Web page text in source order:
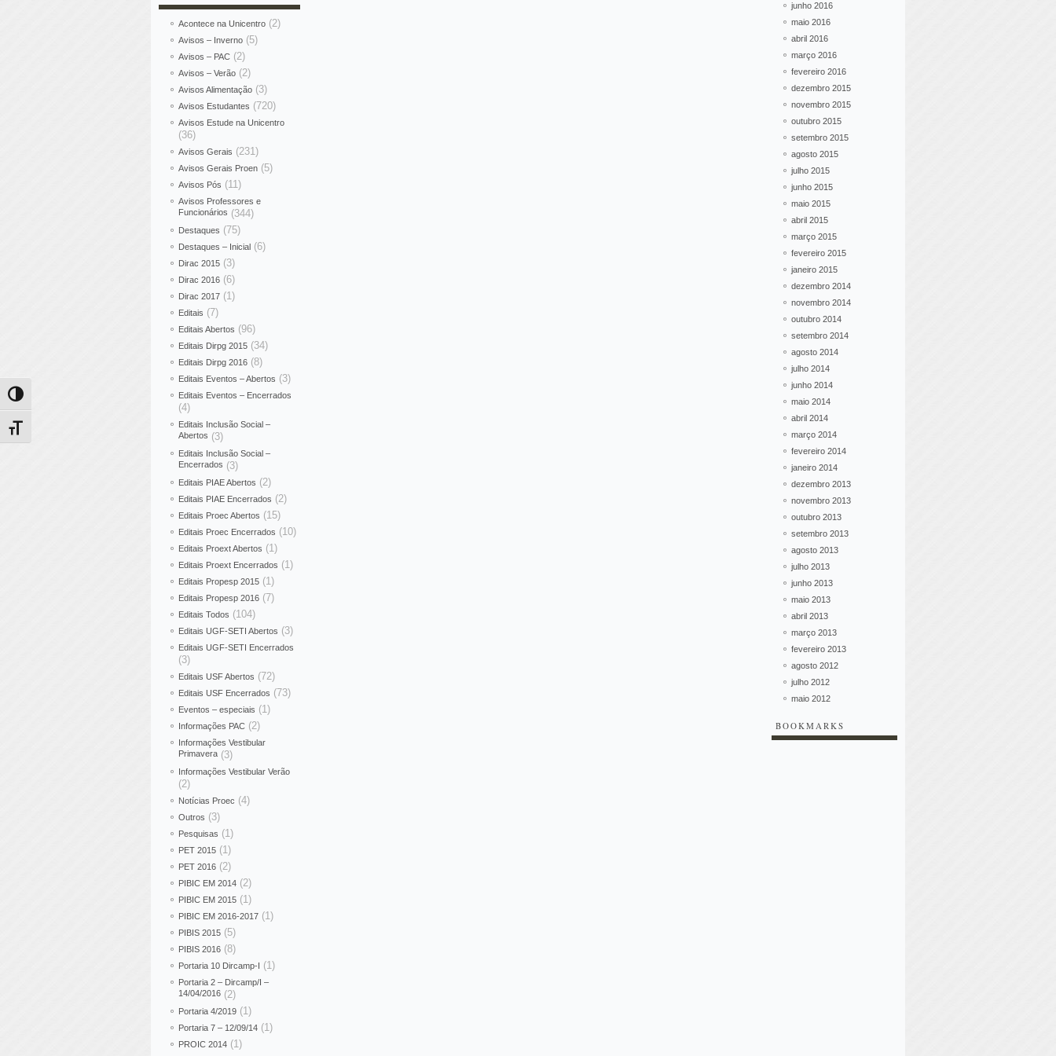
Alternar alto contraste
Alternar tamanho da fonte
Acontece na Unicentro (2)
Avisos – Inverno (5)
Avisos – PAC (2)
Avisos – Verão (2)
Avisos Alimentação (3)
Avisos Estudantes (720)
Avisos Estude na Unicentro
(36)
Avisos Gerais (231)
Avisos Gerais Proen (5)
Avisos Pós (11)
Avisos Professores e
Funcionários (344)
Destaques (75)
Destaques – Inicial (6)
Dirac 2015 (3)
Dirac 2016 (6)
Dirac 2017 (1)
Editais (7)
Editais Abertos (96)
Editais Dirpg 2015 (34)
Editais Dirpg 2016 (8)
Editais Eventos – Abertos (3)
Editais Eventos – Encerrados
(4)
Editais Inclusão Social –
Abertos (3)
Editais Inclusão Social –
Encerrados (3)
Editais PIAE Abertos (2)
Editais PIAE Encerrados (2)
Editais Proec Abertos (15)
Editais Proec Encerrados (10)
Editais Proext Abertos (1)
Editais Proext Encerrados (1)
Editais Propesp 2015 (1)
Editais Propesp 2016 (7)
Editais Todos (104)
Editais UGF-SETI Abertos (3)
Editais UGF-SETI Encerrados
(3)
Editais USF Abertos (72)
Editais USF Encerrados (73)
Eventos – especiais (1)
Informações PAC (2)
Informações Vestibular
Primavera (3)
Informações Vestibular Verão
(2)
Notícias Proec (4)
Outros (3)
Pesquisas (1)
PET 2015 (1)
PET 2016 (2)
PIBIC EM 2014 (2)
PIBIC EM 2015 (1)
PIBIC EM 2016-2017 (1)
PIBIS 2015 (5)
PIBIS 2016 (8)
Portaria 10 Dircamp-I (1)
Portaria 2 – Dircamp/I –
14/04/2016 (2)
Portaria 4/2019 (1)
Portaria 7 – 12/09/14 (1)
PROIC 2014 (1)
junho 2016
maio 2016
abril 2016
março 2016
fevereiro 2016
dezembro 2015
novembro 2015
outubro 2015
setembro 2015
agosto 2015
julho 2015
junho 2015
maio 2015
abril 2015
março 2015
fevereiro 2015
janeiro 2015
dezembro 2014
novembro 2014
outubro 2014
setembro 2014
agosto 2014
julho 2014
junho 2014
maio 2014
abril 2014
março 2014
fevereiro 2014
janeiro 2014
dezembro 2013
novembro 2013
outubro 2013
setembro 2013
agosto 2013
julho 2013
junho 2013
maio 2013
abril 2013
março 2013
fevereiro 2013
agosto 2012
julho 2012
maio 2012
BOOKMARKS